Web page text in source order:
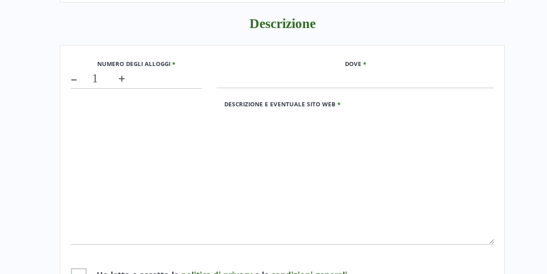
Descrizione
NUMERO DEGLI ALLOGGI*
– +
DOVE *
DESCRIZIONE E EVENTUALE SITO WEB *